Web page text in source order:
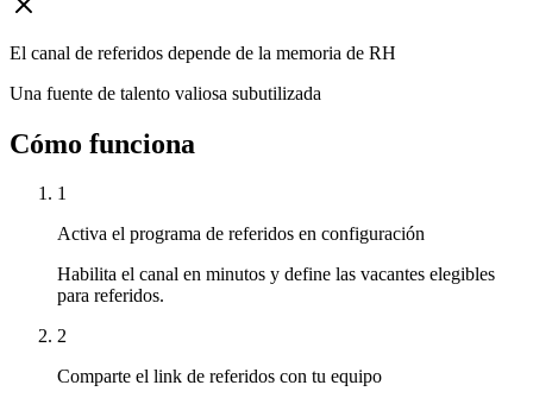
El canal de referidos depende de la memoria de RH
Una fuente de talento valiosa subutilizada
Cómo funciona
1
Activa el programa de referidos en configuración
Habilita el canal en minutos y define las vacantes elegibles
para referidos.
2
Comparte el link de referidos con tu equipo